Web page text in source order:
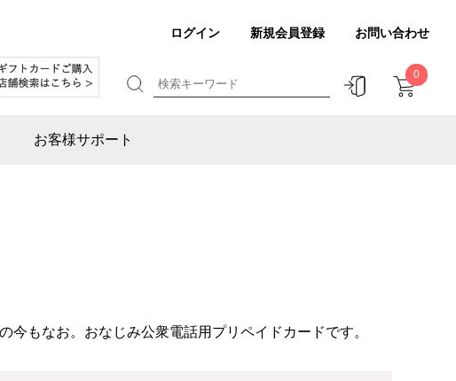
ログイン 新規会員登録 お問い合わせ
0
お客様サポート
今もなお。おなじみ公衆電話用プリペイドカードです。